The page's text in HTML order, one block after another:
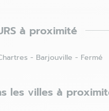
à proximité
- Barjouville - Fermé
les villes à